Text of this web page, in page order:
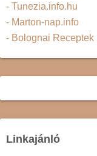
- Tunezia.info.hu
- Marton-nap.info
- Bolognai Receptek
Linkajánló